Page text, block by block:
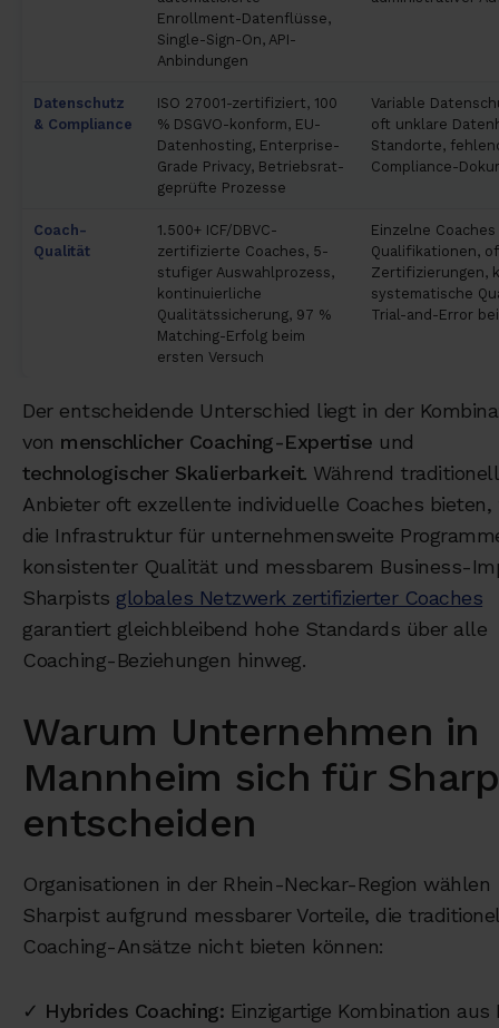
Enrollment-Datenflüsse,
Single-Sign-On, API-
Anbindungen
Datenschutz
& Compliance
ISO 27001-zertifiziert, 100
% DSGVO-konform, EU-
Datenhosting, Enterprise-
Grade Privacy, Betriebsrat-
geprüfte Prozesse
Variable
oft unklare
Standorte,
Compliance-
Coach-
Qualität
1.500+ ICF/DBVC-
zertifizierte Coaches, 5-
stufiger Auswahlprozess,
kontinuierliche
Qualitätssicherung, 97 %
Matching-Erfolg beim
ersten Versuch
Einzelne
Qualifikationen,
Zertifizierungen,
systematische
Trial-and-Error
Der entscheidende Unterschied liegt in der
von menschlicher Coaching-Expertise und
technologischer Skalierbarkeit. Während
Anbieter oft exzellente individuelle Coaches
die Infrastruktur für unternehmensweite
konsistenter Qualität und messbarem Business-
Sharpists globales Netzwerk zertifizierter Coaches
garantiert gleichbleibend hohe Standards über alle
Coaching-Beziehungen hinweg.
Warum Unternehmen in
Mannheim sich für
entscheiden
Organisationen in der Rhein-Neckar-Region wählen
Sharpist aufgrund messbarer Vorteile, die
Coaching-Ansätze nicht bieten können:
✓ Hybrides Coaching: Einzigartige Kombination aus